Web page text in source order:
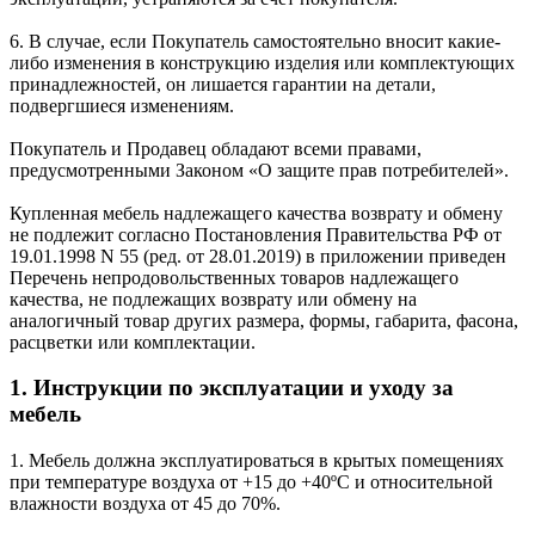
6. В случае, если Покупатель самостоятельно вносит какие-
либо изменения в конструкцию изделия или комплектующих
принадлежностей, он лишается гарантии на детали,
подвергшиеся изменениям.
Покупатель и Продавец обладают всеми правами,
предусмотренными Законом «О защите прав потребителей».
Купленная мебель надлежащего качества возврату и обмену
не подлежит согласно Постановления Правительства РФ от
19.01.1998 N 55 (ред. от 28.01.2019) в приложении приведен
Перечень непродовольственных товаров надлежащего
качества, не подлежащих возврату или обмену на
аналогичный товар других размера, формы, габарита, фасона,
расцветки или комплектации.
1. Инструкции по эксплуатации и уходу за
мебель
1. Мебель должна эксплуатироваться в крытых помещениях
при температуре воздуха от +15 до +40ºС и относительной
влажности воздуха от 45 до 70%.